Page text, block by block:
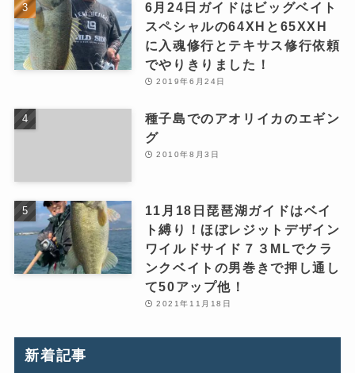
6月24日ガイドはビッグベイト
スペシャルの64XHと65XXH
に入魂修行とテキサス修行依頼
でやりきりました！
2019年6月24日
種子島でのアオリイカのエギン
グ
2010年8月3日
11月18日琵琶湖ガイドはベイ
ト縛り！ほぼレジットデザイン
ワイルドサイド７３MLでクラ
ンクベイトの男巻きで押し通し
て50アップ他！
2021年11月18日
新着記事